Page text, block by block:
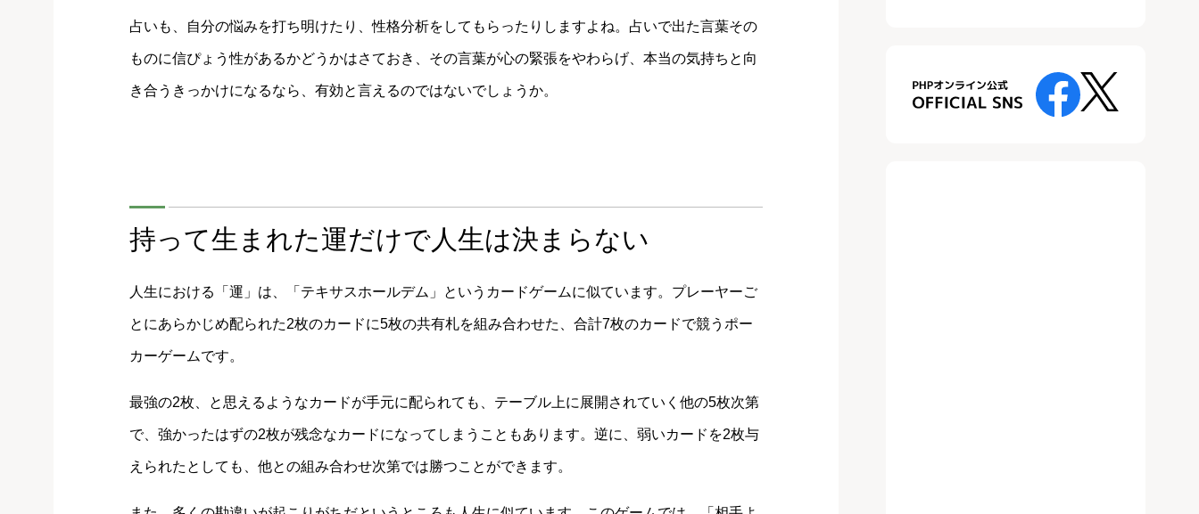
占いも、自分の悩みを打ち明けたり、性格分析をしてもらったりしますよね。占いで出た言葉その
ものに信ぴょう性があるかどうかはさておき、その言葉が心の緊張をやわらげ、本当の気持ちと向
き合うきっかけになるなら、有効と言えるのではないでしょうか。
持って生まれた運だけで人生は決まらない
人生における「運」は、「テキサスホールデム」というカードゲームに似ています。プレーヤーご
とにあらかじめ配られた2枚のカードに5枚の共有札を組み合わせた、合計7枚のカードで競うポー
カーゲームです。
最強の2枚、と思えるようなカードが手元に配られても、テーブル上に展開されていく他の5枚次第
で、強かったはずの2枚が残念なカードになってしまうこともあります。逆に、弱いカードを2枚与
えられたとしても、他との組み合わせ次第では勝つことができます。